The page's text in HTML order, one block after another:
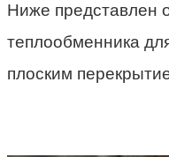
Ниже представлен
теплообменника
плоским